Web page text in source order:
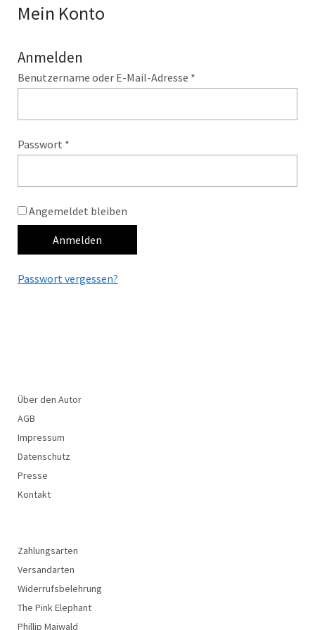
Mein Konto
Anmelden
Benutzername oder E-Mail-Adresse *
Passwort *
Angemeldet bleiben
Anmelden
Passwort vergessen?
Über den Autor
AGB
Impressum
Datenschutz
Presse
Kontakt
Zahlungsarten
Versandarten
Widerrufsbelehrung
The Pink Elephant
Phillip Maiwald